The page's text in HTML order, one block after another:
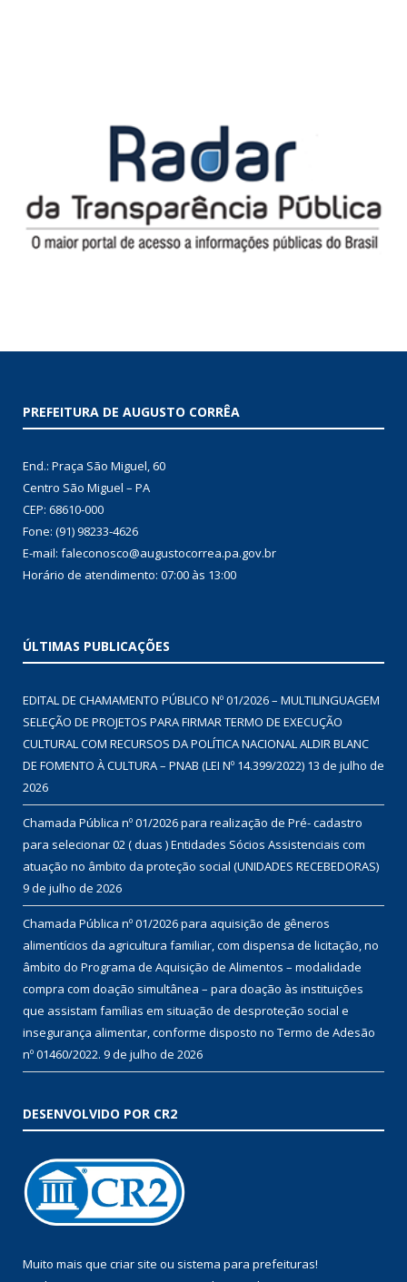
PREFEITURA DE AUGUSTO CORRÊA
End.: Praça São Miguel, 60
Centro São Miguel – PA
CEP: 68610-000
Fone: (91) 98233-4626
E-mail: faleconosco@augustocorrea.pa.gov.br
Horário de atendimento: 07:00 às 13:00
ÚLTIMAS PUBLICAÇÕES
EDITAL DE CHAMAMENTO PÚBLICO Nº 01/2026 – MULTILINGUAGEM
SELEÇÃO DE PROJETOS PARA FIRMAR TERMO DE EXECUÇÃO
CULTURAL COM RECURSOS DA POLÍTICA NACIONAL ALDIR BLANC
DE FOMENTO À CULTURA – PNAB (LEI Nº 14.399/2022) 13 de julho de
2026
Chamada Pública nº 01/2026 para realização de Pré- cadastro
para selecionar 02 ( duas ) Entidades Sócios Assistenciais com
atuação no âmbito da proteção social (UNIDADES RECEBEDORAS)
9 de julho de 2026
Chamada Pública nº 01/2026 para aquisição de gêneros
alimentícios da agricultura familiar, com dispensa de licitação, no
âmbito do Programa de Aquisição de Alimentos – modalidade
compra com doação simultânea – para doação às instituições
que assistam famílias em situação de desproteção social e
insegurança alimentar, conforme disposto no Termo de Adesão
nº 01460/2022. 9 de julho de 2026
DESENVOLVIDO POR CR2
Muito mais que criar site ou sistema para prefeituras!